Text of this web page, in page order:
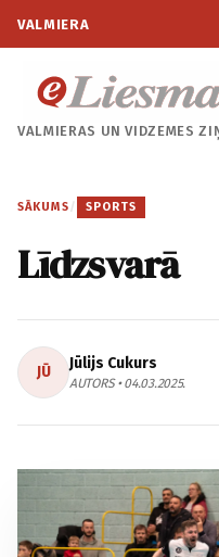
VALMIERA
VALMIERAS UNVIDZEMES
SĀKUMS / SPORTS
Līdzsvarā
JŪ Jūlijs Cukurs
AUTORS • 04.03.2025.